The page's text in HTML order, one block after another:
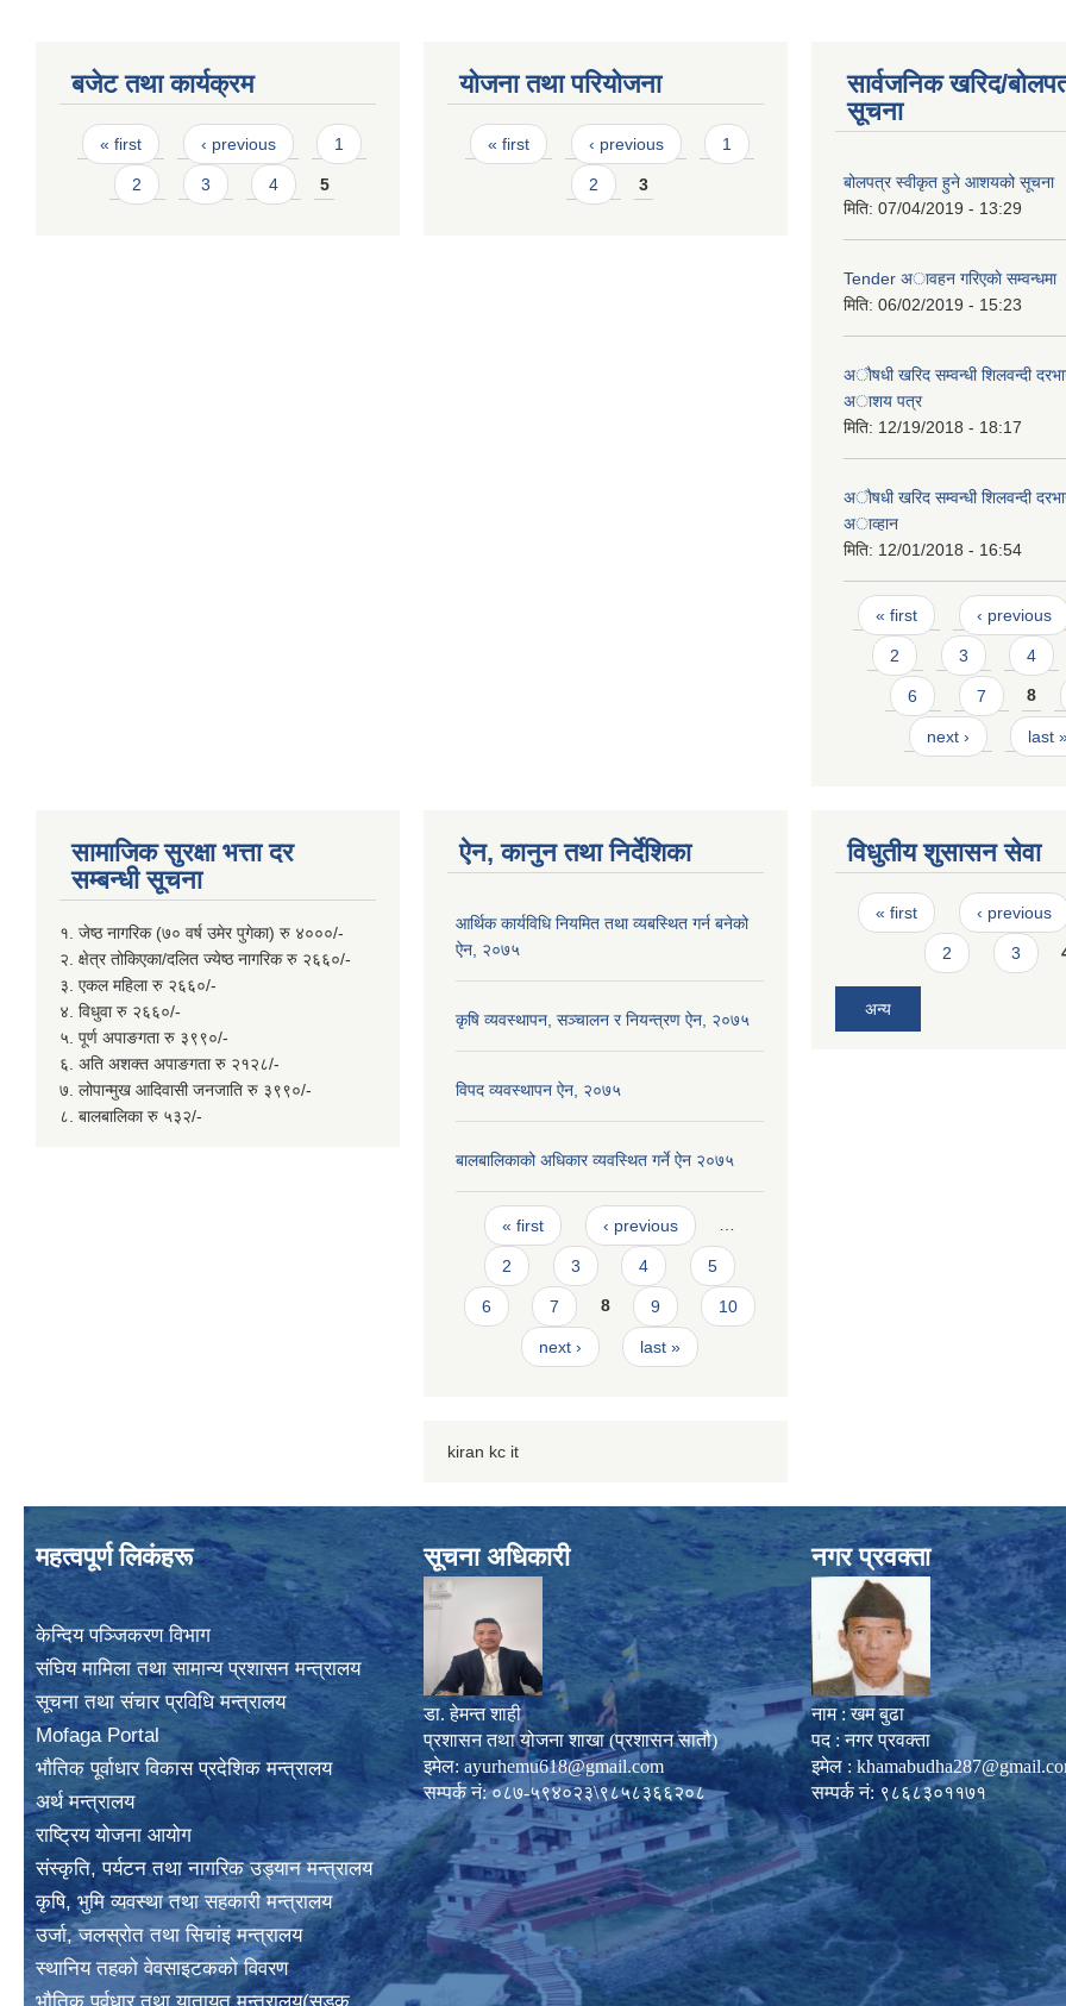
बजेट तथा कार्यक्रम
Pages
« first ‹ previous 1
2 3 4 5
योजना तथा परियोजना
Pages
« first ‹ previous 1
2 3
सार्वजनिक खरिद/
सूचना
बोलपत्र स्वीकृत हुने आशयको सूचना
मिति: 07/04/2019 - 13:29
Tender अावहन गरिएकाे सम्वन्धमा
मिति: 06/02/2019 - 15:23
अाैषधी खरिद सम्वन्धी शिलवन्दी
अाशय पत्र
मिति: 12/19/2018 - 18:17
अाैषधी खरिद सम्वन्धी शिलवन्दी
अाव्हान
मिति: 12/01/2018 - 16:54
Pages
« first ‹ previous
2 3 4
6 7 8
next › last
सामाजिक सुरक्षा भत्ता दर
सम्बन्धी सूचना
१. जेष्ठ नागरिक (७० वर्ष उमेर पुगेका) रु ४०००/-
२. क्षेत्र तोकिएका/दलित ज्येष्ठ नागरिक रु २६६०/-
३. एकल महिला रु २६६०/-
४. विधुवा रु २६६०/-
५. पूर्ण अपाङगता रु ३९९०/-
६. अति अशक्त अपाङगता रु २१२८/-
७. लोपान्मुख आदिवासी जनजाति रु ३९९०/-
८. बालबालिका रु ५३२/-
ऐन, कानुन तथा निर्देशिका
आर्थिक कार्यविधि नियमित तथा व्यबस्थित गर्न बनेको
ऐन, २०७५
कृषि व्यवस्थापन, सञ्चालन र नियन्त्रण ऐन, २०७५
विपद व्यवस्थापन ऐन, २०७५
बालबालिकाको अधिकार व्यवस्थित गर्ने ऐन २०७५
Pages
« first ‹ previous …
2 3 4 5
6 7 8 9 10
next › last »
kiran kc it
विधुतीय शुसासन सेवा
Pages
« first ‹ previous
2 3
अन्य
महत्वपूर्ण लिकंहरू
केन्दिय पञ्जिकरण विभाग
संघिय मामिला तथा सामान्य प्रशासन मन्त्रालय
सूचना तथा संचार प्रविधि मन्त्रालय
Mofaga Portal
भाैतिक पूर्वाधार विकास प्रदेशिक मन्त्रालय
अर्थ मन्त्रालय
राष्ट्रिय योजना आयोग
संस्कृति, पर्यटन तथा नागरिक उड्यान मन्त्रालय
कृषि, भुमि व्यवस्था तथा सहकारी मन्त्रालय
उर्जा, जलस्राेत तथा सिचांइ मन्त्रालय
स्थानिय तहकाे वेवसाइटककाे विवरण
सूचना अधिकारी
डा. हेमन्त शाही
प्रशासन तथा योजना शाखा (प्रशासन सातौ)
इमेल: ayurhemu618@gmail.com
सम्पर्क नं: ०८७-५९४०२३\९८५८३६६२०८
नगर प्रवक्ता
नाम : खम बुढा
पद : नगर प्रवक्ता
इमेल :
सम्पर्क नं: ९८६८३०११७१